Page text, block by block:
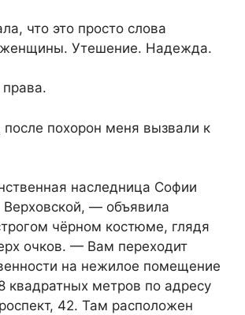
что это просто слова
Утешение. Надежда.
похорон меня вызвали к
наследница Софии
— объявила
чёрном костюме, глядя
очков. — Вам переходит
на нежилое помещение
квадратных метров по адресу
42. Там расположен